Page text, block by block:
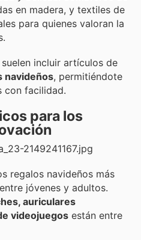
en madera, y textiles de
para quienes valoran la
suelen incluir artículos de
navideños, permitiéndote
con facilidad.
para los
regalos navideños más
jóvenes y adultos.
auriculares
videojuegos están entre